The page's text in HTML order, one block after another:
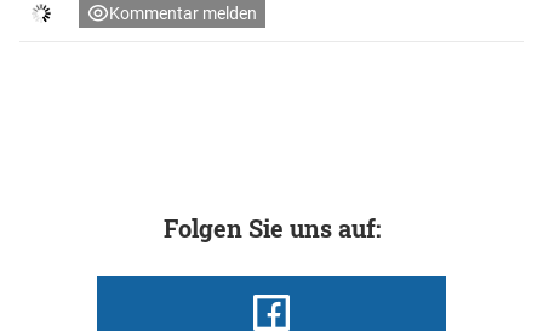
Kommentar melden
Folgen Sie uns auf: